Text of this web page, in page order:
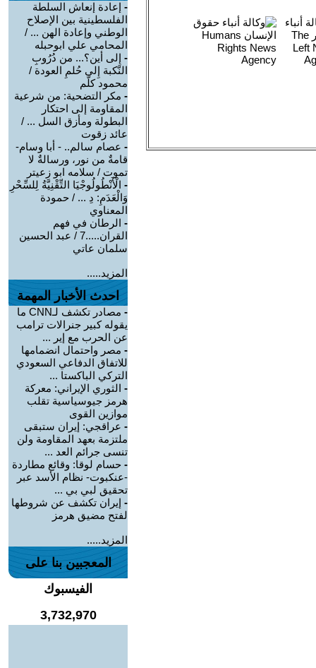
- إعادة إنعاش السلطة
الفلسطينية بين الإصلاح
الوطني وإعادة الهن ... /
المحامي علي ابوحبله
- إِلى أين؟... من دُرُوبِ
النّكبة إِلى حُلمِ العودة /
محمود كلّم
- مكر التضحية: من شرعية
المقاومة إلى احتكار
البطولة ومأزق السل ... /
عائد زقوت
- عصام سالم.. - أبا وسام-
قامةٌ من نور، ورسالةٌ لا
تموت / سلامه ابو زعيتر
- الْأَنْطُولُوجْيَا التِّقْنِيَّةُ لِلسِّحْرِ
وَالْعَدَمِ: دِ ... / حمودة
المعناوي
- الرطان في فهم
القران.....7 / عبد الحسين
سلمان عاتي
المزيد.....
احدث الأخبار المهمة
-
مصادر تكشف لـCNN ما
يقوله كبير جنرالات ترامب
عن الحرب مع إير ...
- مصر واحتمال انضمامها
للاتفاق الدفاعي السعودي
التركي الباكستا ...
- الثوري الإيراني: معركة
هرمز جيوسياسية تقلب
موازين القوى
- عراقجي: إيران ستبقى
ملتزمة بعهد المقاومة ولن
تنسى جرائم العد ...
- حسام لوقا: وقائع مطاردة
-عنكبوت- نظام الأسد عبر
تحقيق لبي بي ...
- إيران تكشف عن شروطها
لفتح مضيق هرمز
المزيد.....
المعجبين بنا على
الفيسبوك
3,732,970